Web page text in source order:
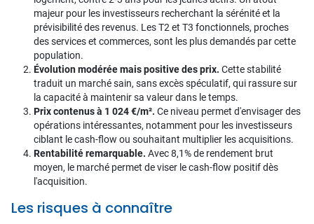
majeur pour les investisseurs recherchant la sérénité et la
prévisibilité des revenus. Les T2 et T3 fonctionnels, proches
des services et commerces, sont les plus demandés par cette
population.
Évolution modérée mais positive des prix. Cette stabilité
traduit un marché sain, sans excès spéculatif, qui rassure sur
la capacité à maintenir sa valeur dans le temps.
Prix contenus à 1 024 €/m². Ce niveau permet d'envisager des
opérations intéressantes, notamment pour les investisseurs
ciblant le cash-flow ou souhaitant multiplier les acquisitions.
Rentabilité remarquable. Avec 8,1% de rendement brut
moyen, le marché permet de viser le cash-flow positif dès
l'acquisition.
Les risques à connaître